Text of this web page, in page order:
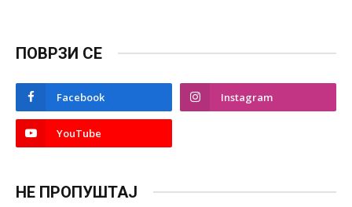
ПОВРЗИ СЕ
Facebook Instagram
YouTube
НЕ ПРОПУШТАЈ